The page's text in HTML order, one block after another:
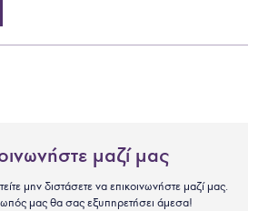
μαζί μας
μην διστάσετε να επικοινωνήστε μαζί μας.
μας θα σας εξυπηρετήσει άμεσα!